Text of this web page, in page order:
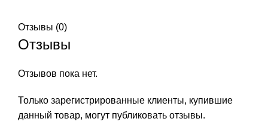
Отзывы (0)
Отзывы
Отзывов пока нет.
Только зарегистрированные клиенты, купившие
данный товар, могут публиковать отзывы.